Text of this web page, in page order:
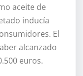
aceite de
inducía
El
alcanzado
euros.